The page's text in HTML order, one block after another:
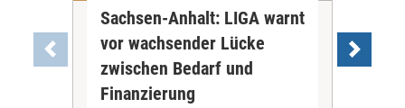
Sachsen-Anhalt: LIGA warnt
vor wachsender Lücke
zwischen Bedarf und
Finanzierung